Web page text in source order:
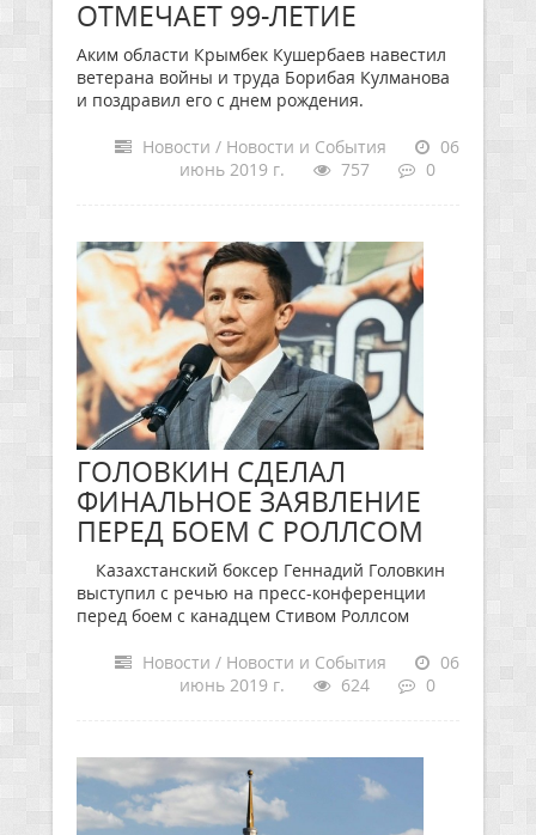
ОТМЕЧАЕТ 99-ЛЕТИЕ
Аким области Крымбек Кушербаев навестил
ветерана войны и труда Борибая Кулманова
и поздравил его с днем рождения.
Новости / Новости и События
06
июнь 2019 г.
757 0
ГОЛОВКИН СДЕЛАЛ
ФИНАЛЬНОЕ ЗАЯВЛЕНИЕ
ПЕРЕД БОЕМ С РОЛЛСОМ
Казахстанский боксер Геннадий Головкин
выступил с речью на пресс-конференции
перед боем с канадцем Стивом Роллсом
Новости / Новости и События
06
июнь 2019 г.
624 0